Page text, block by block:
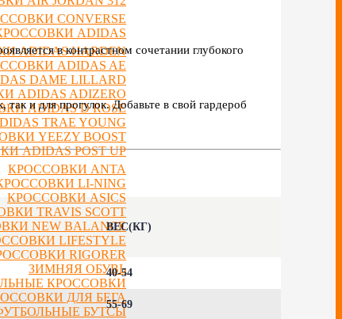
CONVERSE
ADIDAS
ADIDAS HARDEN
ADIDAS AE
DAME LILLARD
ADIDAS ADIZERO
ADIDAS D ROSE
TRAE YOUNG
YEEZY BOOST
ADIDAS POST UP
КРОССОВКИ ANTA
LI-NING
КРОССОВКИ ASICS
TRAVIS SCOTT
NEW BALANCE
LIFESTYLE
RIGORER
ЗИМНЯЯ ОБУВЬ
КРОССОВКИ
ДЛЯ БЕГА
БУТСЫ
в контрастном сочетании глубокого
и для прогулок. Добавьте в свой гардероб
ВЕС(КГ)
40-54
55-69